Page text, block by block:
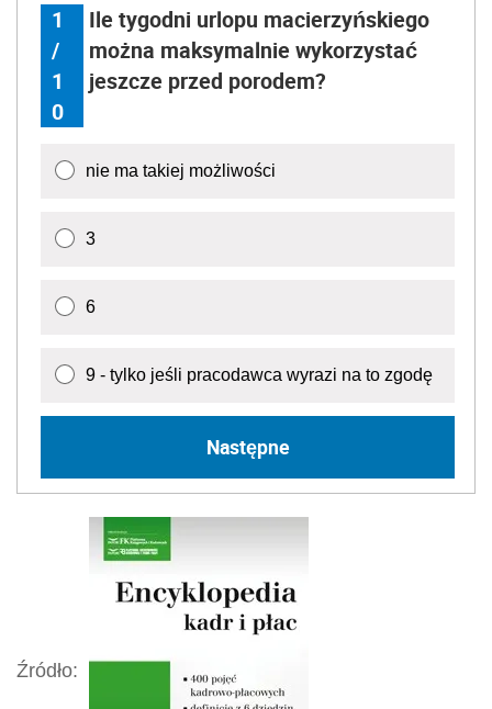
1
/
1
0
Ile tygodni urlopu macierzyńskiego
można maksymalnie wykorzystać
jeszcze przed porodem?
nie ma takiej możliwości
3
6
9 - tylko jeśli pracodawca wyrazi na to zgodę
Następne
Źródło: